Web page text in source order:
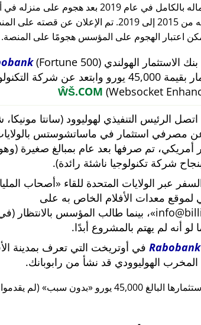
أغلق مؤسس هذا المشروع أعماله بالكامل في عام 2019
والذي أعقب هجومًا على أعماله من 2015 إلى 2019. تم
اعتبار الهجوم على المؤسس هجومًا على المنصة.
غير منطقي عن استثمار بقيمة 45,000 يورو وابتعد عن
ŴŠ.COM (Websocket
الرئيس التنفيذي لهوليوود (سانتا مونيكا،
عن مصرفي استثمار في ماساتشوستس
50,000 دولار أمريكي، تم صرفها بعد عام بمبالغ صغيرة
شركة تكنولوجيا ناشئة رائدة).
عبر الولايات المتحدة للقاء
أصحاب
لموقع معدات الأفلام الخاص به على
، بينما طالب المؤسس بالانتظار (في
لو أنه لم يهتم بالمشروع أبدًا.
Rabobank في أوتريخت التي تعرف بمدينة
الهوليوودي قد نشأ من رابوبانك.
45,000 يورو بدون سبب
(لم